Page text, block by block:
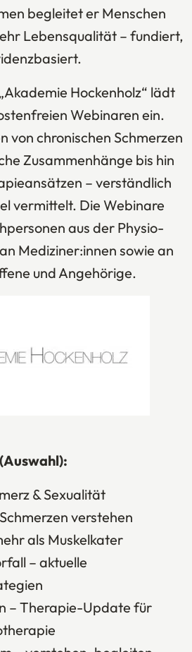
begleitet er Menschen
Lebensqualität – fundiert,
Hockenholz“ lädt
Webinaren ein.
von chronischen Schmerzen
Zusammenhänge bis hin
– verständlich
vermittelt. Die Webinare
aus der Physio-
Mediziner:innen sowie an
und Angehörige.
& Sexualität
verstehen
als Muskelkater
– aktuelle
– Therapie-Update für